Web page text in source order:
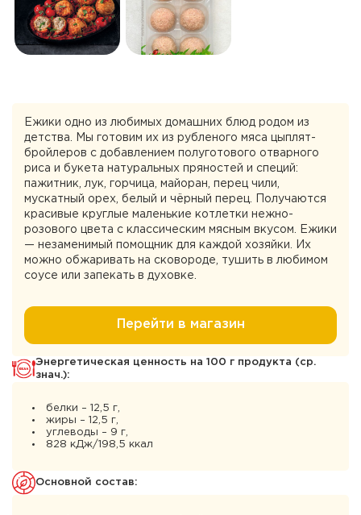
Ежики одно из любимых домашних блюд родом из
детства. Мы готовим их из рубленого мяса цыплят-
бройлеров с добавлением полуготового отварного
риса и букета натуральных пряностей и специй:
пажитник, лук, горчица, майоран, перец чили,
мускатный орех, белый и чёрный перец. Получаются
красивые круглые маленькие котлетки нежно-
розового цвета с классическим мясным вкусом. Ежики
— незаменимый помощник для каждой хозяйки. Их
можно обжаривать на сковороде, тушить в любимом
соусе или запекать в духовке.
Перейти в магазин
Энергетическая ценность на 100 г продукта (ср.
знач.):
белки – 12,5 г,
жиры – 12,5 г,
углеводы – 9 г,
828 кДж/198,5 ккал
Основной состав: